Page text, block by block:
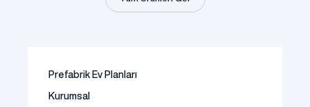
Prefabrik Ev Planları
Kurumsal